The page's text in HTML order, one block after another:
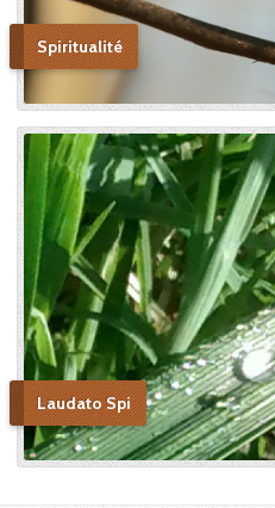
Spiritualité
Laudato Spi